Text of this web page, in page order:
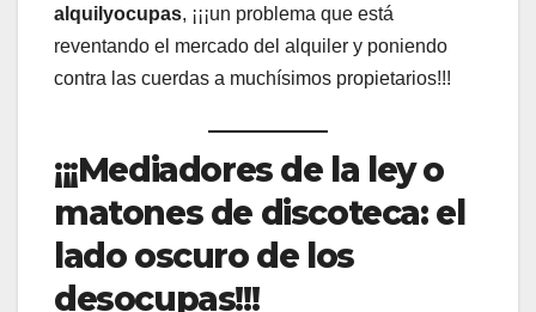
alquilyocupas, ¡¡¡un problema que está
reventando el mercado del alquiler y poniendo
contra las cuerdas a muchísimos propietarios!!!
¡¡¡Mediadores de la ley o
matones de discoteca: el
lado oscuro de los
desocupas!!!